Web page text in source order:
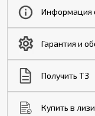
Информация
Гарантия и
Получить ТЗ
Купить в